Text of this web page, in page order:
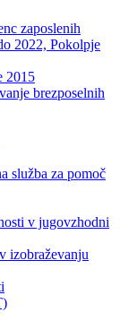
zaposlenih
2022, Pokolpje
2015
brezposelnih
služba za pomoč
v jugovzhodni
izobraževanju